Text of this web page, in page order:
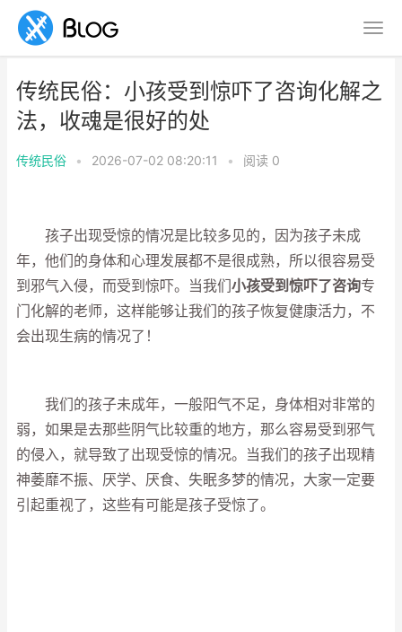
传统民俗：小孩受到惊吓了咨询化解之
法，收魂是很好的处
传统民俗 • 2026-07-02 08:20:11 • 阅读 0
孩子出现受惊的情况是比较多见的，因为孩子未成
年，他们的身体和心理发展都不是很成熟，所以很容易受
到邪气入侵，而受到惊吓。当我们小孩受到惊吓了咨询专
门化解的老师，这样能够让我们的孩子恢复健康活力，不
会出现生病的情况了！
我们的孩子未成年，一般阳气不足，身体相对非常的
弱，如果是去那些阴气比较重的地方，那么容易受到邪气
的侵入，就导致了出现受惊的情况。当我们的孩子出现精
神萎靡不振、厌学、厌食、失眠多梦的情况，大家一定要
引起重视了，这些有可能是孩子受惊了。